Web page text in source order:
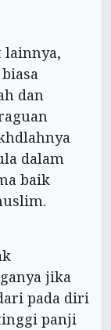
lainnya,
dan
dalam
baik
jika
pada diri
panji